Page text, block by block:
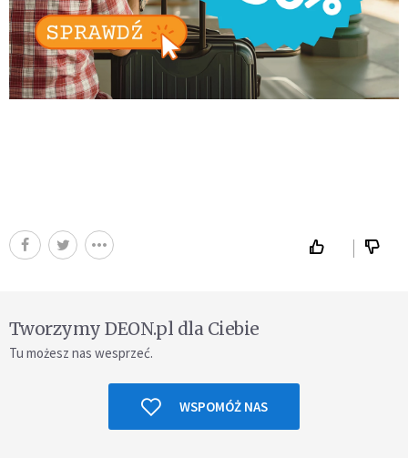
Tworzymy DEON.pl dla Ciebie
Tu możesz nas wesprzeć.
WSPOMÓŻ NAS